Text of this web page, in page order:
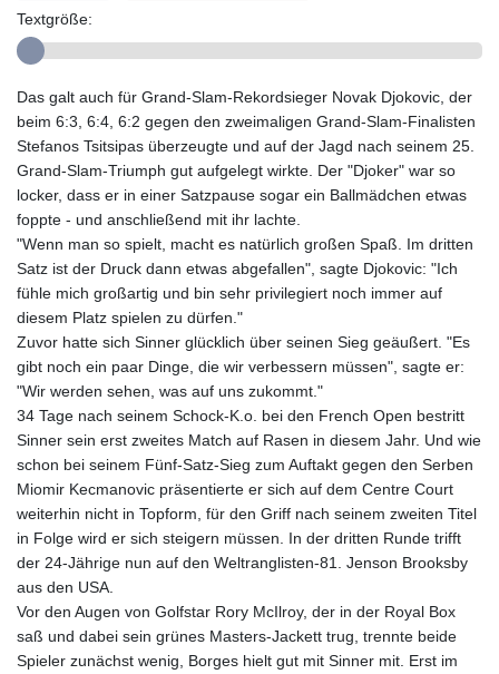
Textgröße:
Das galt auch für Grand-Slam-Rekordsieger Novak Djokovic, der
beim 6:3, 6:4, 6:2 gegen den zweimaligen Grand-Slam-Finalisten
Stefanos Tsitsipas überzeugte und auf der Jagd nach seinem 25.
Grand-Slam-Triumph gut aufgelegt wirkte. Der "Djoker" war so
locker, dass er in einer Satzpause sogar ein Ballmädchen etwas
foppte - und anschließend mit ihr lachte.
"Wenn man so spielt, macht es natürlich großen Spaß. Im dritten
Satz ist der Druck dann etwas abgefallen", sagte Djokovic: "Ich
fühle mich großartig und bin sehr privilegiert noch immer auf
diesem Platz spielen zu dürfen."
Zuvor hatte sich Sinner glücklich über seinen Sieg geäußert. "Es
gibt noch ein paar Dinge, die wir verbessern müssen", sagte er:
"Wir werden sehen, was auf uns zukommt."
34 Tage nach seinem Schock-K.o. bei den French Open bestritt
Sinner sein erst zweites Match auf Rasen in diesem Jahr. Und wie
schon bei seinem Fünf-Satz-Sieg zum Auftakt gegen den Serben
Miomir Kecmanovic präsentierte er sich auf dem Centre Court
weiterhin nicht in Topform, für den Griff nach seinem zweiten Titel
in Folge wird er sich steigern müssen. In der dritten Runde trifft
der 24-Jährige nun auf den Weltranglisten-81. Jenson Brooksby
aus den USA.
Vor den Augen von Golfstar Rory McIlroy, der in der Royal Box
saß und dabei sein grünes Masters-Jackett trug, trennte beide
Spieler zunächst wenig, Borges hielt gut mit Sinner mit. Erst im